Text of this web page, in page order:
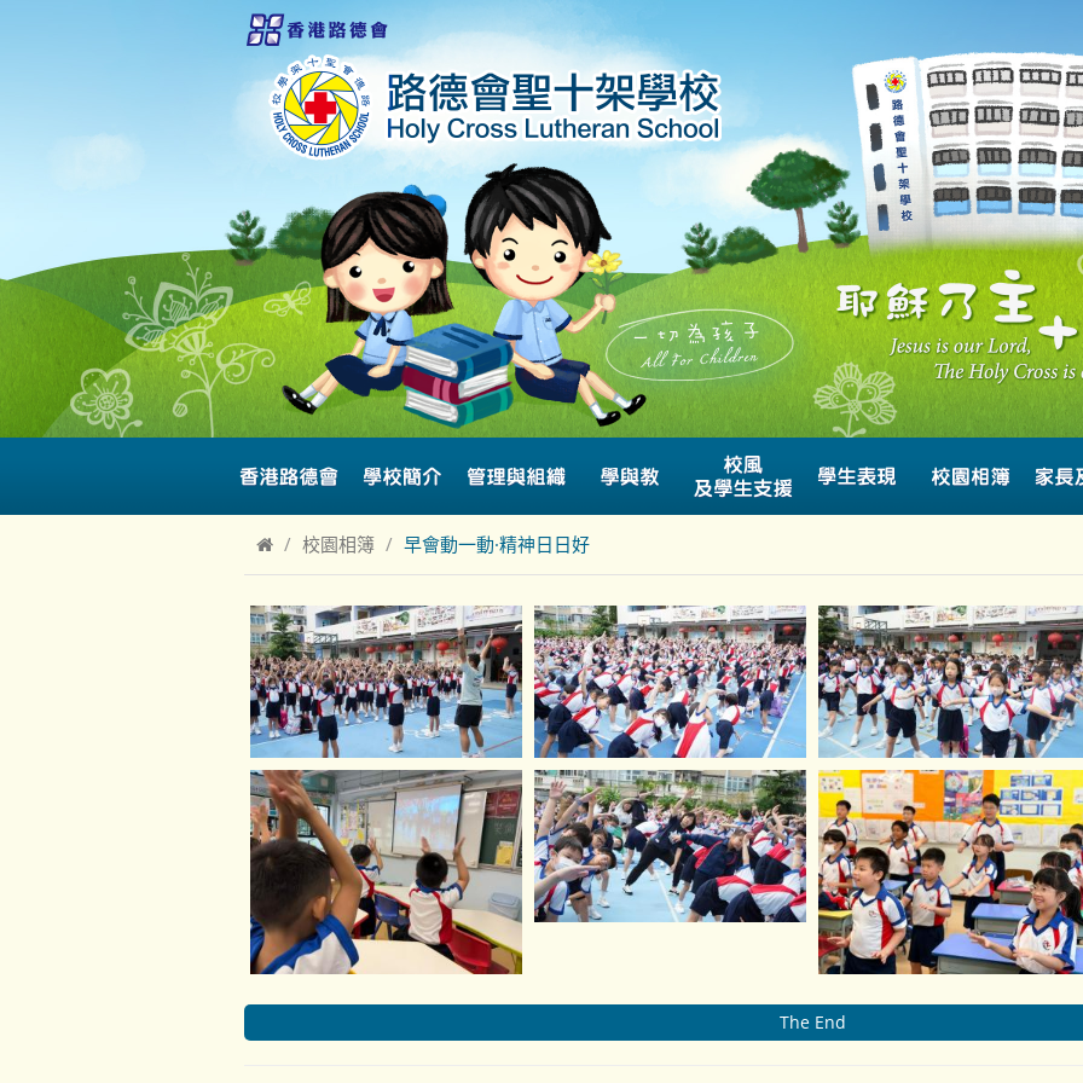
校園相簿 早會動一動·精神日日好
The End